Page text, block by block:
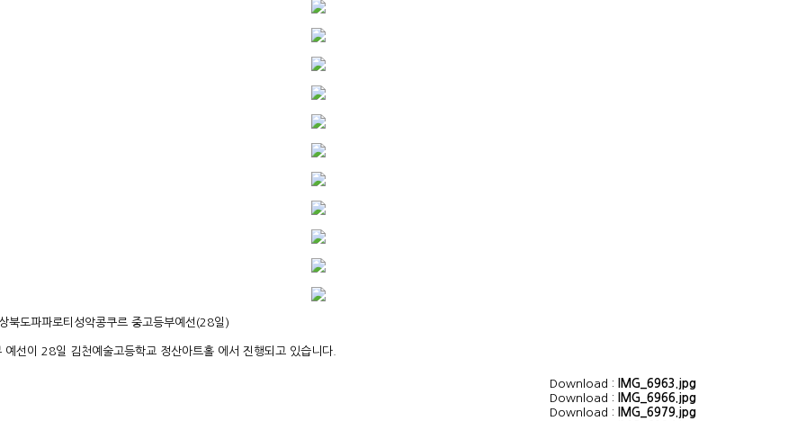
북도파파로티성악콩쿠르 중고등부예선(28일)
예선이 28일 김천예술고등학교 정산아트홀 에서 진행되고 있습니다.
Download :
IMG_6963.jpg
Download :
IMG_6966.jpg
Download :
IMG_6979.jpg